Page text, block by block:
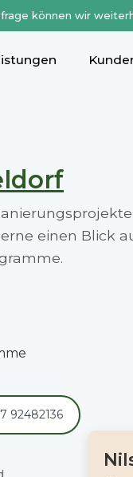
können wir
einen Blick
92482136